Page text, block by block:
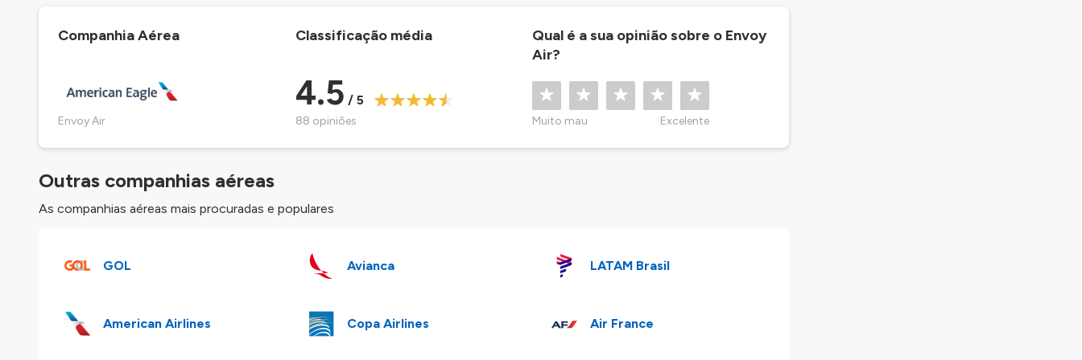
Companhia Aérea
Envoy Air
Classificação média
4.5 / 5
88 opiniões
Qual é a sua opinião sobre o Envoy
Air?
Muito mau Excelente
Outras companhias aéreas
As companhias aéreas mais procuradas e populares
GOL Avianca LATAM Brasil
American Airlines Copa Airlines Air France